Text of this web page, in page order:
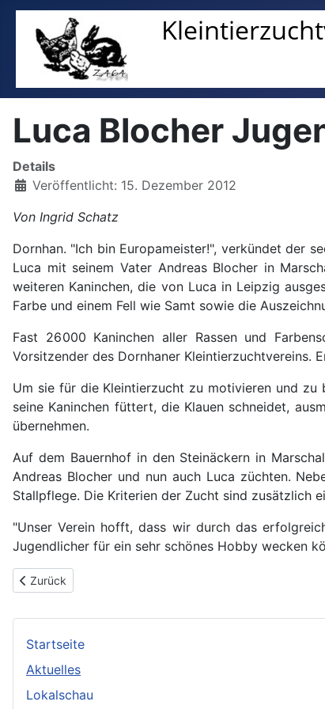
Startseite
Aktuelles
Lokalschau
Luca Blocher
Details
Veröffentlicht: 15. Dezember 2012
Von Ingrid Schatz
Dornhan. "Ich bin Europameister!", verkündet der
Luca mit seinem Vater Andreas Blocher in
weiteren Kaninchen, die von Luca in Leipzig
Farbe und einem Fell wie Samt sowie die
Fast 26 000 Kaninchen aller Rassen und
Vorsitzender des Dornhaner Kleintierzuchtvereins.
Um sie für die Kleintierzucht zu motivieren und
seine Kaninchen füttert, die Klauen schneidet,
übernehmen.
Auf dem Bauernhof in den Steinäckern in
Andreas Blocher und nun auch Luca züchten.
Stallpflege. Die Kriterien der Zucht sind zusätzlich
"Unser Verein hofft, dass wir durch das
Jugendlicher für ein sehr schönes Hobby wecken
Vorheriger Beitrag: Jahreshauptversammlung der
Zurück